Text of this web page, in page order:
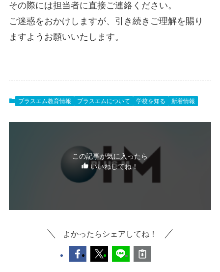
その際には担当者に直接ご連絡ください。
ご迷惑をおかけしますが、引き続きご理解を賜り
ますようお願いいたします。
プラスエム教育情報 プラスエムについて 学校を知る 新着情報
この記事が気に入ったら
いいねしてね！
よかったらシェアしてね！